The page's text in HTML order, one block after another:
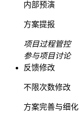
内部预演
方案提报
项目过程管控
参与项目讨论
反馈修改
不限次数修改
方案完善与细化